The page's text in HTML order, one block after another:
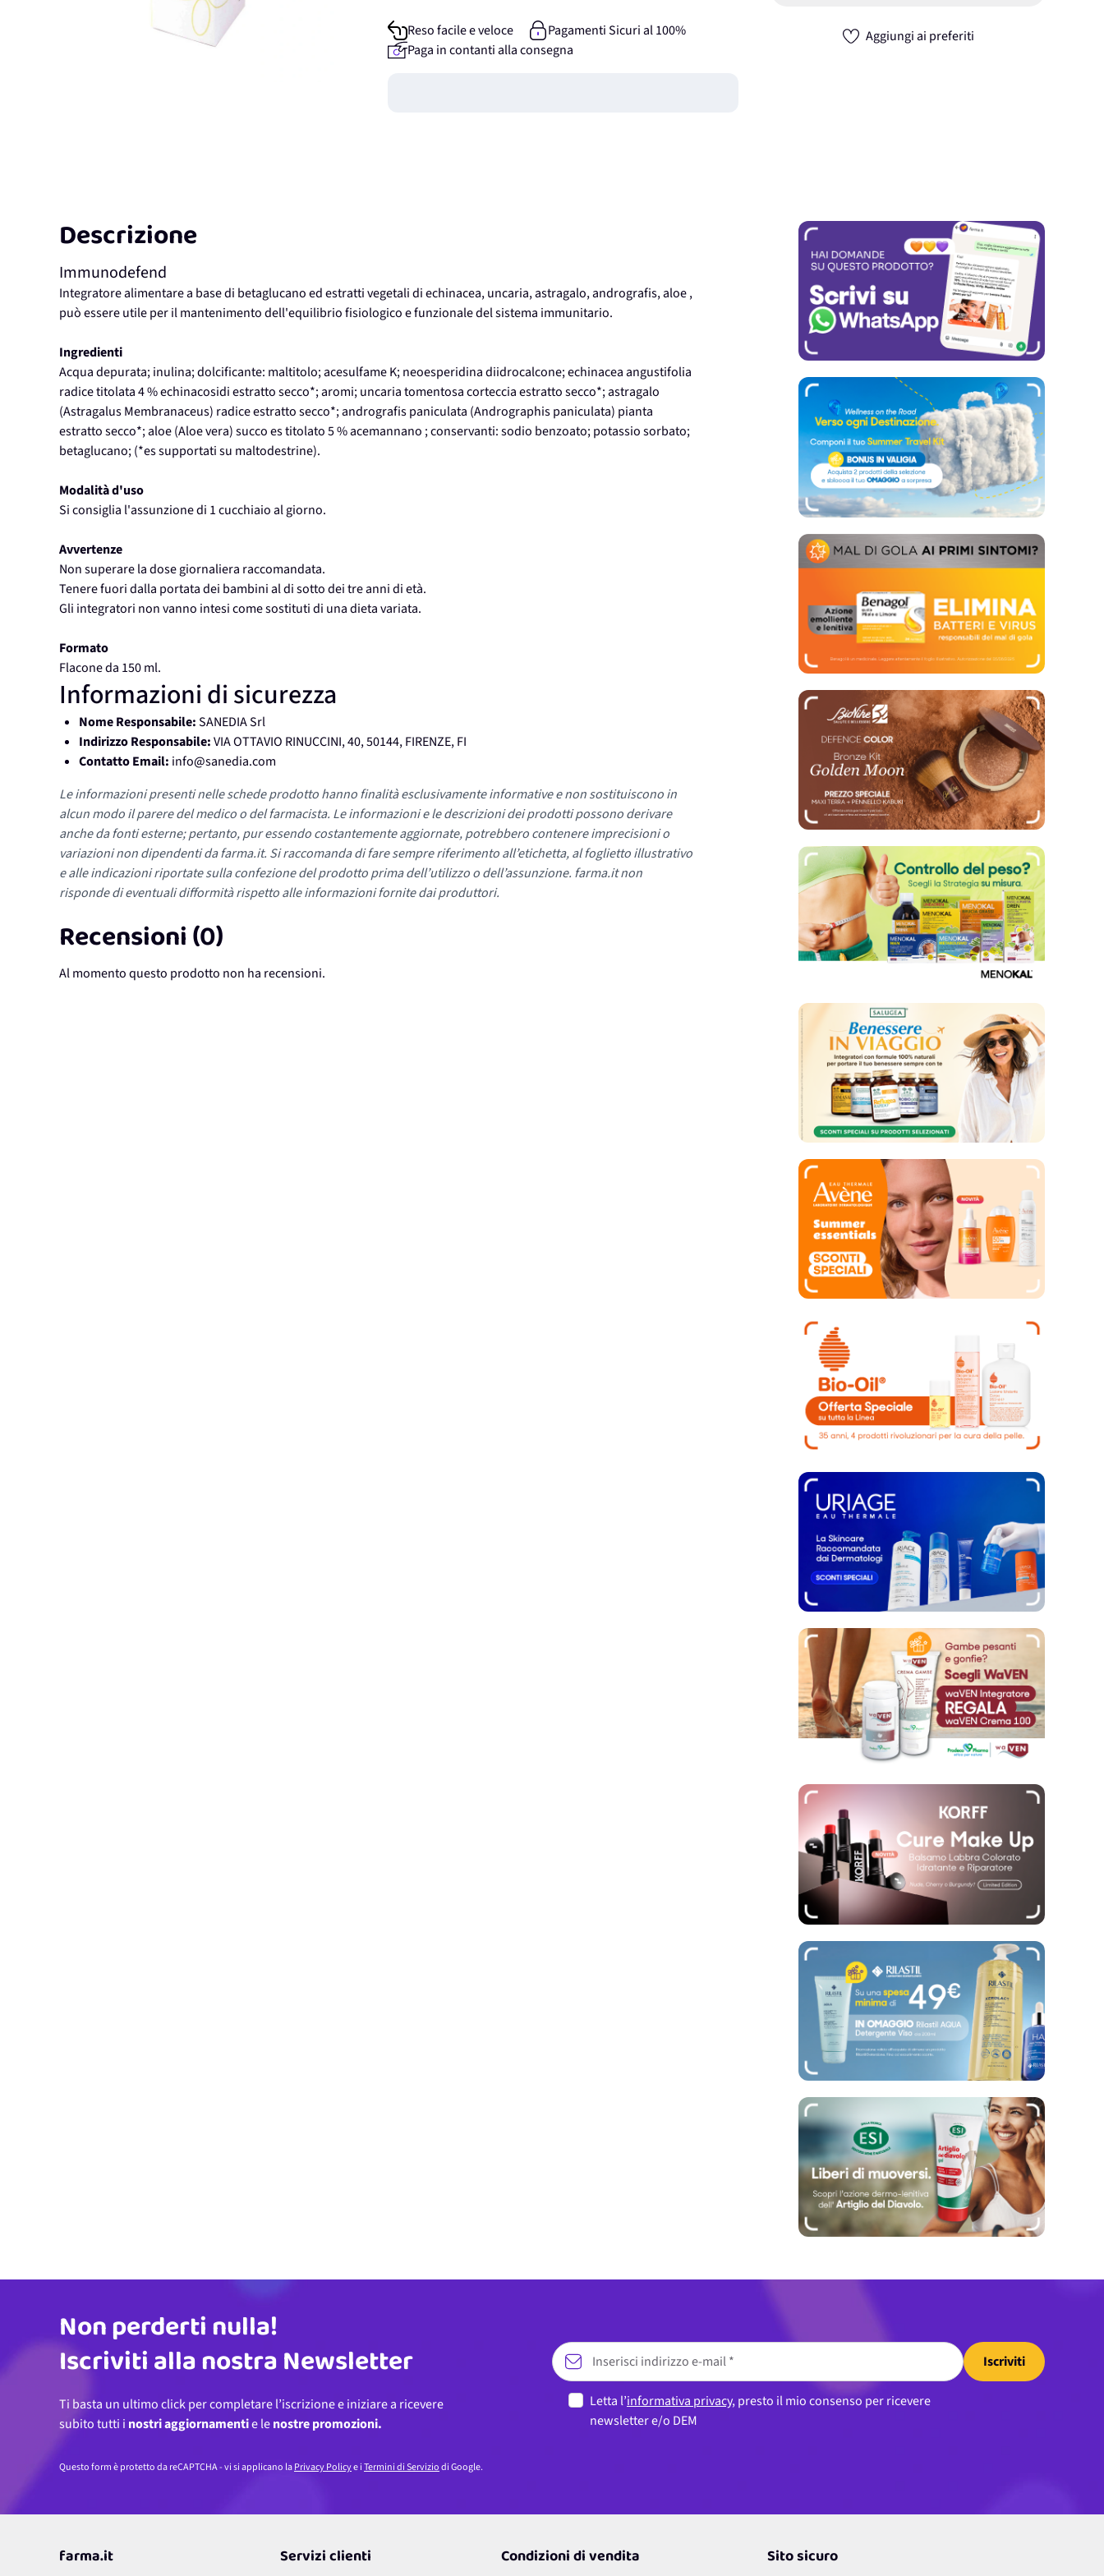
Aggiungi ai preferiti
Reso facile e veloce
Pagamenti Sicuri al 100%
Paga in contanti alla consegna
Descrizione
Immunodefend
Integratore alimentare a base di betaglucano ed estratti vegetali di echinacea, uncaria, astragalo, andrografis, aloe ,
può essere utile per il mantenimento dell'equilibrio fisiologico e funzionale del sistema immunitario.
Ingredienti
Acqua depurata; inulina; dolcificante: maltitolo; acesulfame K; neoesperidina diidrocalcone; echinacea angustifolia
radice titolata 4 % echinacosidi estratto secco*; aromi; uncaria tomentosa corteccia estratto secco*; astragalo
(Astragalus Membranaceus) radice estratto secco*; andrografis paniculata (Andrographis paniculata) pianta
estratto secco*; aloe (Aloe vera) succo es titolato 5 % acemannano ; conservanti: sodio benzoato; potassio sorbato;
betaglucano; (*es supportati su maltodestrine).
Modalità d'uso
Si consiglia l'assunzione di 1 cucchiaio al giorno.
Avvertenze
Non superare la dose giornaliera raccomandata.
Tenere fuori dalla portata dei bambini al di sotto dei tre anni di età.
Gli integratori non vanno intesi come sostituti di una dieta variata.
Formato
Flacone da 150 ml.
Informazioni di sicurezza
Nome Responsabile:SANEDIA Srl
Indirizzo Responsabile:VIA OTTAVIO RINUCCINI, 40, 50144, FIRENZE, FI
Contatto Email: info@sanedia.com
Le informazioni presenti nelle schede prodotto hanno finalità esclusivamente informative e non sostituiscono in
alcun modo il parere del medico o del farmacista. Le informazioni e le descrizioni dei prodotti possono derivare
anche da fonti esterne; pertanto, pur essendo costantemente aggiornate, potrebbero contenere imprecisioni o
variazioni non dipendenti da farma.it. Si raccomanda di fare sempre riferimento all’etichetta, al foglietto illustrativo
e alle indicazioni riportate sulla confezione del prodotto prima dell’utilizzo o dell’assunzione. farma.it non
risponde di eventuali difformità rispetto alle informazioni fornite dai produttori.
Recensioni (0)
Al momento questo prodotto non ha recensioni.
Indirizzo email
Non perderti nulla!
Iscriviti alla nostra Newsletter
Ti basta un ultimo click per completare l’iscrizione e iniziare a ricevere
subito tutti i nostri aggiornamentie lenostre promozioni.
Iscriviti
Letta l’informativa privacy, presto il mio consenso per ricevere
newsletter e/o DEM
Questo form è protetto da reCAPTCHA - vi si applicano laPrivacy Policye iTermini di Serviziodi Google.
farma.it Servizi clienti Condizioni di vendita Sito sicuro